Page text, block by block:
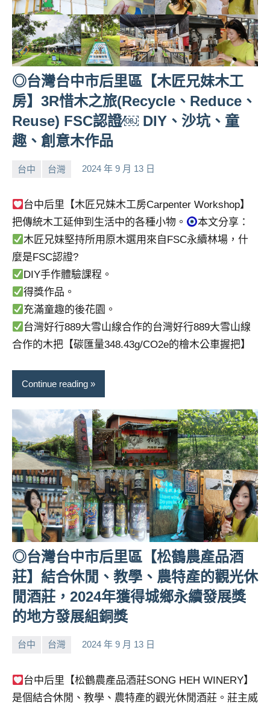
◎台灣台中市后里區【木匠兄妹木工
房】3R惜木之旅(Recycle、Reduce、
Reuse) FSC認證∕￼ DIY、沙坑、童
趣、創意木作品
台中 台灣 2024 年 9 月 13 日
小
No
台中后里【木匠兄妹木工房Carpenter Workshop】
把傳統木工延伸到生活中的各種小物。
本文分享：
木匠兄妹堅持所用原木選用來自FSC永續林場，什
麼是FSC認證?
DIY手作體驗課程。
得獎作品。
充滿童趣的後花園。
台灣好行889大雪山線合作的台灣好行889大雪山線
合作的木把【碳匯量348.43g/CO2e的檜木公車握把】
Continue reading
◎台灣台中市后里區【松鶴農產品酒
莊】結合休閒、教學、農特產的觀光休
閒酒莊，2024年獲得城鄉永續發展獎
的地方發展組銅獎
台中 台灣 2024 年 9 月 13 日
台中后里【松鶴農產品酒莊SONG HEH WINERY】
是個結合休閒、教學、農特產的觀光休閒酒莊。莊主威